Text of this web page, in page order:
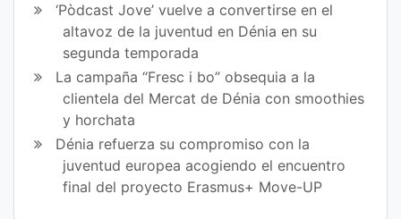
‘Pòdcast Jove’ vuelve a convertirse en el
altavoz de la juventud en Dénia en su
segunda temporada
La campaña “Fresc i bo” obsequia a la
clientela del Mercat de Dénia con smoothies
y horchata
Dénia refuerza su compromiso con la
juventud europea acogiendo el encuentro
final del proyecto Erasmus+ Move-UP